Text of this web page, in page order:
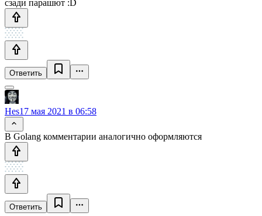
сзади парашют :D
Ответить
Hes17 мая 2021 в 06:58
В Golang комментарии аналогично оформляются
Ответить